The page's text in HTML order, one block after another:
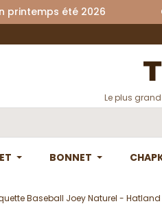
printemps été
Le plus
BONNET
Baseball Joey Naturel - Hatland